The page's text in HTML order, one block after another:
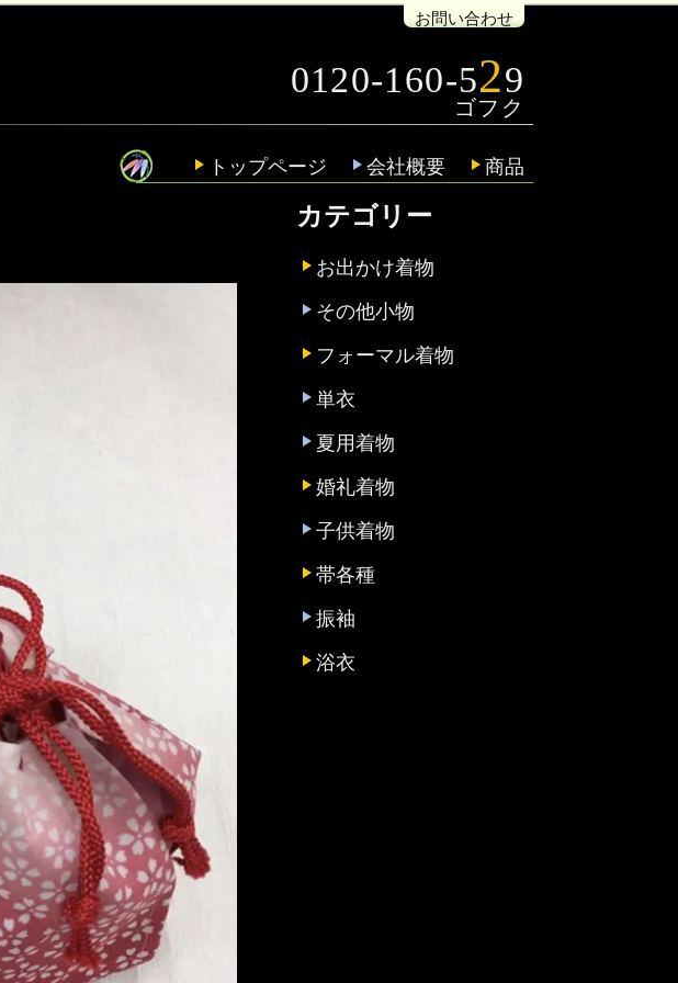
お問い合わせ
0120-160-529
トップページ 会社概要 商品
カテゴリー
お出かけ着物
その他小物
フォーマル着物
単衣
夏用着物
婚礼着物
子供着物
帯各種
振袖
浴衣